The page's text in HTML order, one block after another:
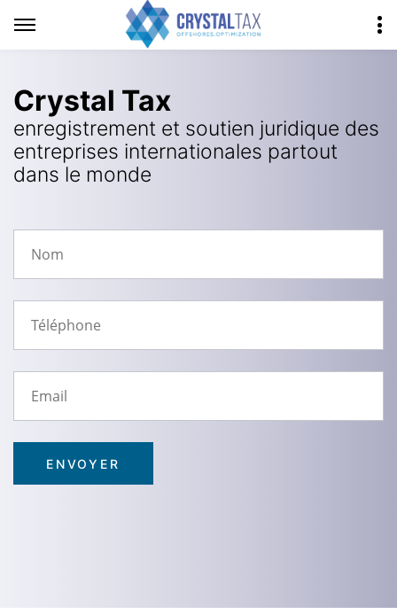
Crystal Tax
enregistrement et soutien juridique des
entreprises internationales partout
dans le monde